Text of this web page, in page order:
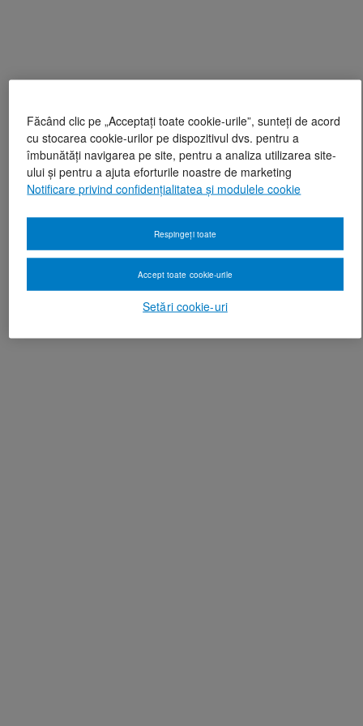
Făcând clic pe „Acceptați toate cookie-urile”, sunteți de acord
cu stocarea cookie-urilor pe dispozitivul dvs. pentru a
îmbunătăți navigarea pe site, pentru a analiza utilizarea site-
ului și pentru a ajuta eforturile noastre de marketing
Notificare privind confidențialitatea și modulele cookie
Setări cookie-uri
Respingeți toate
Accept toate cookie-urile